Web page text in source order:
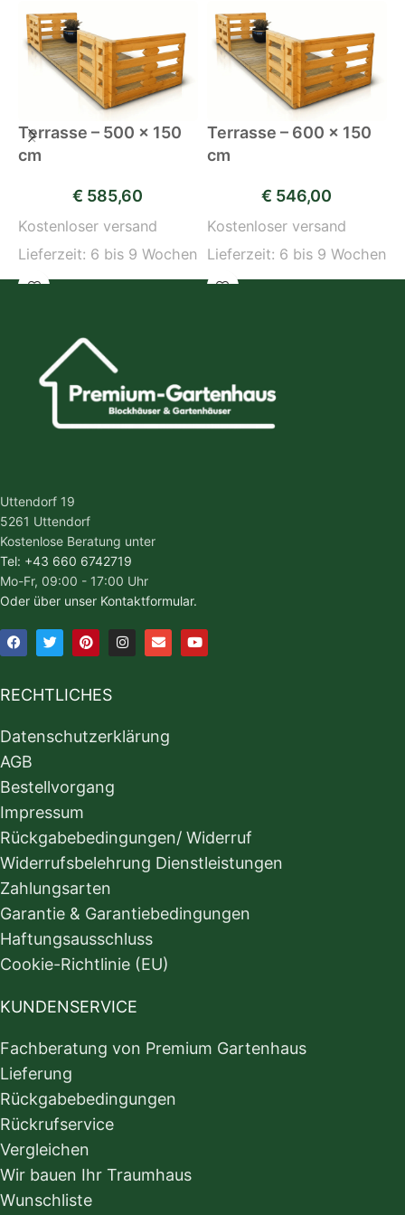
Terrasse – 500 x 150
cm
€ 585,60
Kostenloser versand
Lieferzeit: 6 bis 9 Wochen
Terrasse – 600 x 150
cm
€ 546,00
Kostenloser versand
Lieferzeit: 6 bis 9 Wochen
Uttendorf 19
5261 Uttendorf
Kostenlose Beratung unter
Tel: +43 660 6742719
Mo-Fr, 09:00 - 17:00 Uhr
Oder über unser Kontaktformular.
RECHTLICHES
Datenschutzerklärung
AGB
Bestellvorgang
Impressum
Rückgabebedingungen/ Widerruf
Widerrufsbelehrung Dienstleistungen
Zahlungsarten
Garantie & Garantiebedingungen
Haftungsausschluss
Cookie-Richtlinie (EU)
KUNDENSERVICE
Fachberatung von Premium Gartenhaus
Lieferung
Rückgabebedingungen
Rückrufservice
Vergleichen
Wir bauen Ihr Traumhaus
Wunschliste